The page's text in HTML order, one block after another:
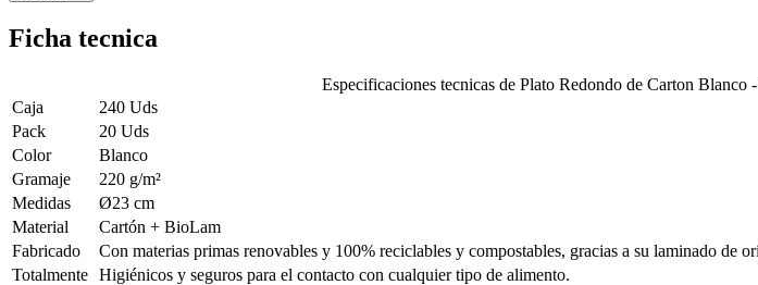
Ficha tecnica
Especificaciones tecnicas de Plato Redondo de Carton Blanco
Caja
240 Uds
Pack
20 Uds
Color
Blanco
Gramaje
220 g/m²
Medidas
Ø23 cm
Material
Cartón + BioLam
Fabricado
Con materias primas renovables y 100% reciclables y compostables, gracias a su laminado de
Totalmente Higiénicos y seguros para el contacto con cualquier tipo de alimento.